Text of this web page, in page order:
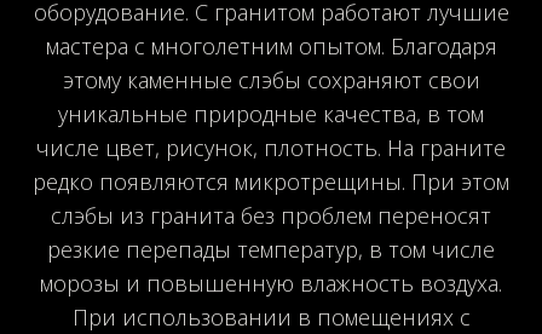
оборудование. С гранитом работают лучшие
мастера с многолетним опытом. Благодаря
этому каменные слэбы сохраняют свои
уникальные природные качества, в том
числе цвет, рисунок, плотность. На граните
редко появляются микротрещины. При этом
слэбы из гранита без проблем переносят
резкие перепады температур, в том числе
морозы и повышенную влажность воздуха.
При использовании в помещениях с